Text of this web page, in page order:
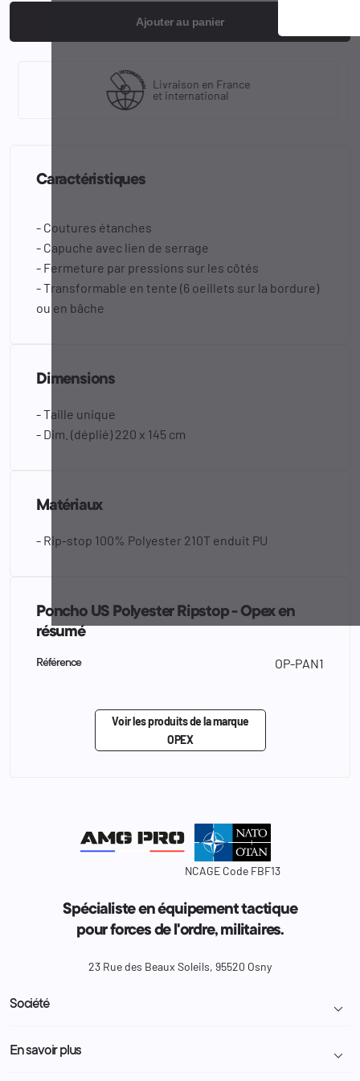
Ajouter au panier
Livraison en France
et international
Caractéristiques
- Coutures étanches
- Capuche avec lien de serrage
- Fermeture par pressions sur les côtés
- Transformable en tente (6 oeillets sur la bordure)
ou en bâche
Dimensions
- Taille unique
- Dim . (déplié) 220 x 145 cm
Matériaux
- Rip-stop 100% Polyester 210T enduit PU
Poncho US Polyester Ripstop - Opex en
résumé
Référence OP-PAN1
Voir les produits de la marque
OPEX
NCAGE Code FBF13
Spécialiste en équipement tactique
pour forces de l'ordre, militaires.
23 Rue des Beaux Soleils, 95520 Osny
Société 
Livraison et retour colis
En savoir plus 